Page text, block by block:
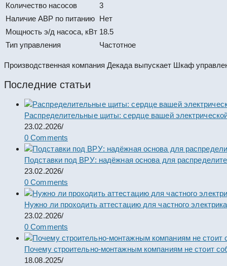
Количество насосов
3
Наличие АВР по питанию Нет
Мощность э/д насоса, кВт 18.5
Тип управления
Частотное
Производственная компания Декада выпускает Шкаф
Последние статьи
Распределительные щиты: сердце вашей
23.02.2026/
0 Comments
Подставки под ВРУ: надёжная основа для
23.02.2026/
0 Comments
Нужно ли проходить аттестацию для частного
23.02.2026/
0 Comments
Почему строительно-монтажным компаниям не стоит
18.08.2025/